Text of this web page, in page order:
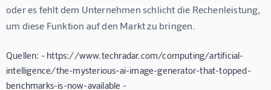
oder es fehlt dem Unternehmen schlicht die Rechenleistung,
um diese Funktion auf den Markt zu bringen.
Quellen: - https://www.techradar.com/computing/artificial-
intelligence/the-mysterious-ai-image-generator-that-topped-
benchmarks-is-now-available -